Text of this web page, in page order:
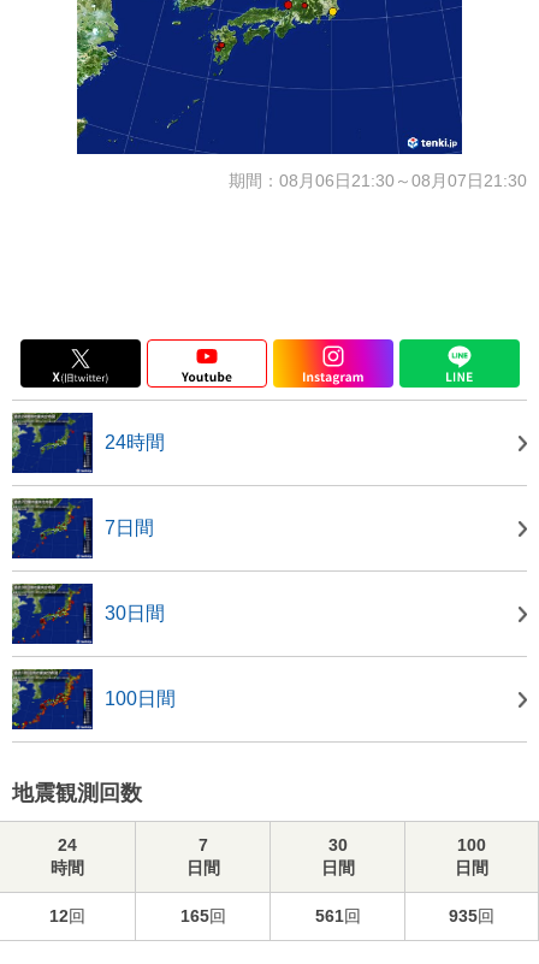
期間：08月06日21:30～08月07日21:30
24時間
7日間
30日間
100日間
地震観測回数
24
時間
7
日間
30
日間
100
日間
12回 165回 561回 935回